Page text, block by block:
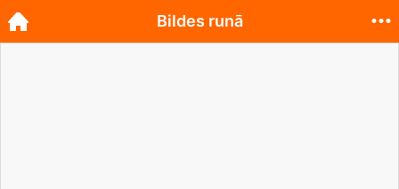
Bildes runā